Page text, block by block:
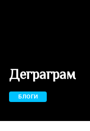
Деграграм
БЛОГИ